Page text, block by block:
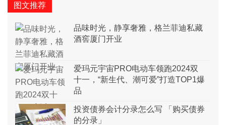
图文推荐
品味时光，静享奢雅，格兰菲迪私藏
酒窖厦门开业
爱玛元宇宙PRO电动车领跑2024双
十一，“新生代、潮可爱”打造TOP1爆
品
投资债券会计分录怎么写 「购买债券
的分录」